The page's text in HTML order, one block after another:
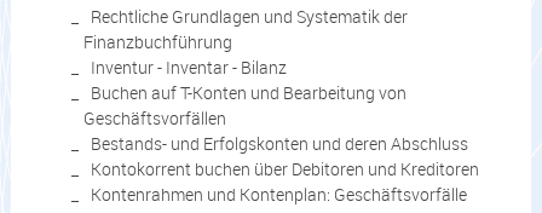
Rechtliche Grundlagen und Systematik der
Finanzbuchführung
Inventur - Inventar - Bilanz
Buchen auf T-Konten und Bearbeitung von
Geschäftsvorfällen
Bestands- und Erfolgskonten und deren Abschluss
Kontokorrent buchen über Debitoren und Kreditoren
Kontenrahmen und Kontenplan: Geschäftsvorfälle